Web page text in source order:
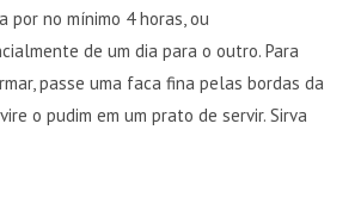
por no mínimo 4 horas, ou
de um dia para o outro. Para
passe uma faca fina pelas bordas da
o pudim em um prato de servir. Sirva